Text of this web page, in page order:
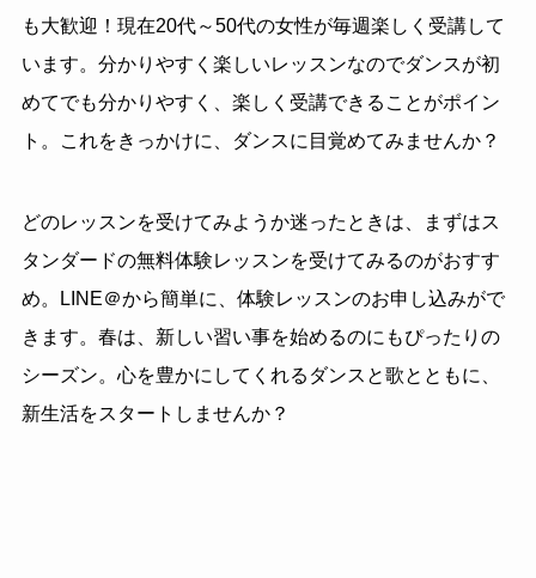
も大歓迎！現在20代～50代の女性が毎週楽しく受講して
います。分かりやすく楽しいレッスンなのでダンスが初
めてでも分かりやすく、楽しく受講できることがポイン
ト。これをきっかけに、ダンスに目覚めてみませんか？
どのレッスンを受けてみようか迷ったときは、まずはス
タンダードの無料体験レッスンを受けてみるのがおすす
め。LINE＠から簡単に、体験レッスンのお申し込みがで
きます。春は、新しい習い事を始めるのにもぴったりの
シーズン。心を豊かにしてくれるダンスと歌とともに、
新生活をスタートしませんか？